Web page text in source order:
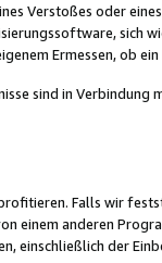
Verstoßes oder
sich
Ermessen, ob
sind in Verbindung
Falls wir
einem anderen
einschließlich der